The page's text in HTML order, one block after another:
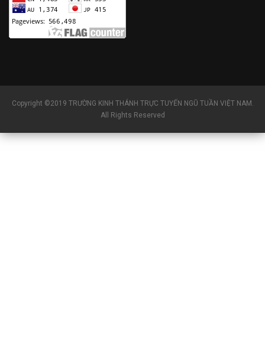
Copyright ©2019 TRƯỜNG KINH THÁNH TRỰC TUYẾN NGŨ TUẦN VIỆT NAM.
All Rights Reserved